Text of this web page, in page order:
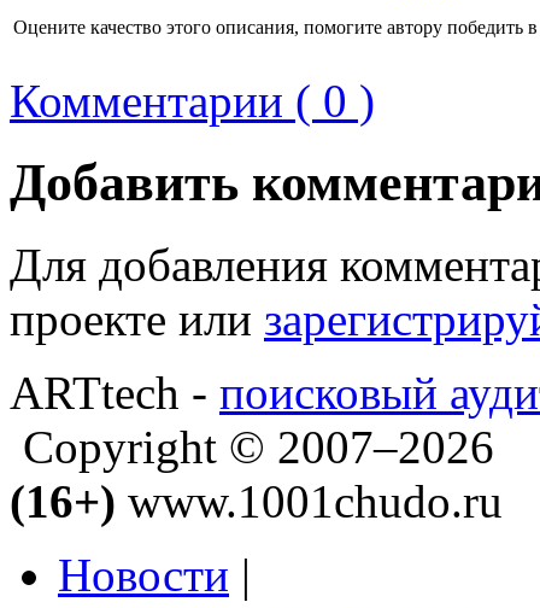
Оцените качество этого описания, помогите автору победить
Комментарии ( 0 )
Добавить
Для добавления
проекте или
ARTtech - поисковый
Copyright © 2007–2026
(16+) www.1001chudo.ru
Новости |